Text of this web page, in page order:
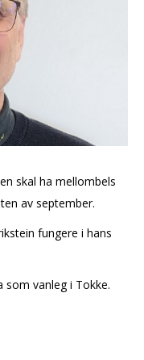
skal ha mellombels
av september.
fungere i hans
som vanleg i Tokke.